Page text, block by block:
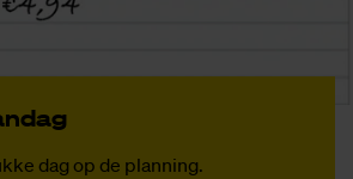
dag op de planning.